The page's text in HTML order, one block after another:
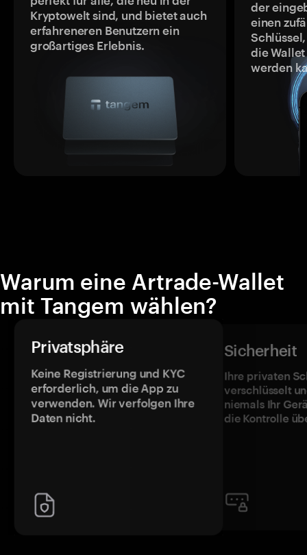
Kryptowelt sind, und bietet auch
erfahreneren Benutzern ein
großartiges Erlebnis.
der
einen
die
werden
Warum eine Artrade-Wallet
mit Tangem wählen?
Privatsphäre
Keine Registrierung und KYC
erforderlich, um die App zu
verwenden. Wir verfolgen Ihre
Daten nicht.
Sicherheit
Ihre privaten
verschlüsselt
niemals Ihr
die Kontrolle